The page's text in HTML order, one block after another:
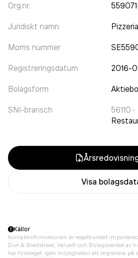
Org.nr.
Juridiskt namn
Moms nummer
Registreringsdatum 2016-
Bolagsform
SNI-bransch 56110 ·
Visa
Källor
Kontaktinformationen är regelbundet
Dun & Bradstreet, Value8 och Bolagsverket av
har företaget själv möjligheten att registrera på